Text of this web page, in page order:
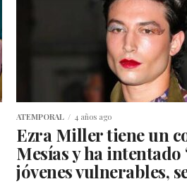
ATEMPORAL 4 años ago
Ezra Miller tiene un
Mesías y ha
jóvenes vulnerables,